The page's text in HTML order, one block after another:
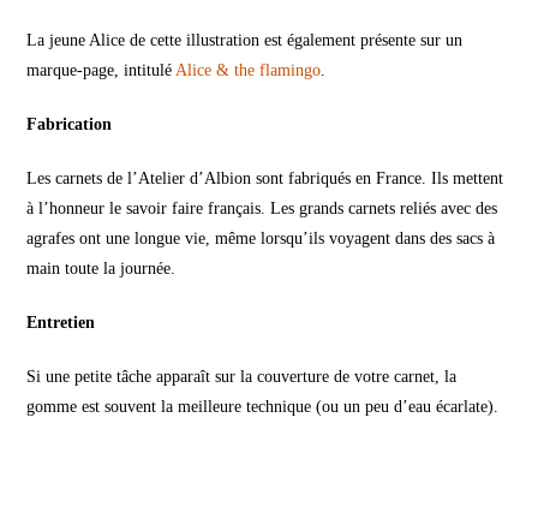
La jeune Alice de cette illustration est également présente sur un
marque-page, intituléAlice & the flamingo.
Fabrication
Les carnets de l’Atelier d’Albion sont fabriqués en France. Ils mettent
à l’honneur le savoir faire français. Les grands carnets reliés avec des
agrafes ont une longue vie, même lorsqu’ils voyagent dans des sacs à
main toute la journée.
Entretien
Si une petite tâche apparaît sur la couverture de votre carnet, la
gomme est souvent la meilleure technique (ou un peu d’eau écarlate).